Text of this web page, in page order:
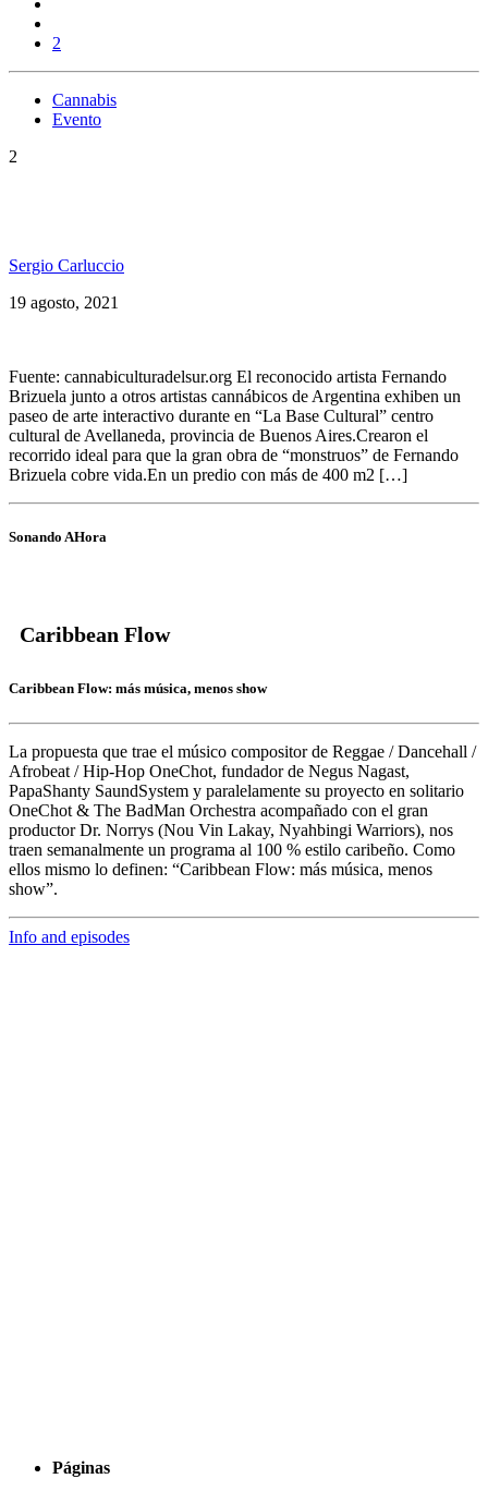
2
Cannabis
Evento
2
Sergio Carluccio
19 agosto, 2021
Fuente: cannabiculturadelsur.org El reconocido artista Fernando
Brizuela junto a otros artistas cannábicos de Argentina exhiben un
paseo de arte interactivo durante en “La Base Cultural” centro
cultural de Avellaneda, provincia de Buenos Aires.Crearon el
recorrido ideal para que la gran obra de “monstruos” de Fernando
Brizuela cobre vida.En un predio con más de 400 m2 […]
Sonando AHora
Caribbean Flow
Caribbean Flow: más música, menos show
La propuesta que trae el músico compositor de Reggae / Dancehall /
Afrobeat / Hip-Hop OneChot, fundador de Negus Nagast,
PapaShanty SaundSystem y paralelamente su proyecto en solitario
OneChot & The BadMan Orchestra acompañado con el gran
productorDr. Norrys (Nou Vin Lakay, Nyahbingi Warriors), nos
traen semanalmente un programa al 100 % estilo caribeño. Como
ellos mismo lo definen: “Caribbean Flow: más música, menos
show”.
Info and episodes
Páginas